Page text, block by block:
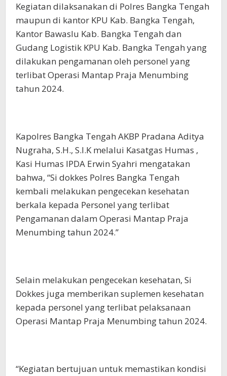
Kegiatan dilaksanakan di Polres Bangka Tengah
maupun di kantor KPU Kab. Bangka Tengah,
Kantor Bawaslu Kab. Bangka Tengah dan
Gudang Logistik KPU Kab. Bangka Tengah yang
dilakukan pengamanan oleh personel yang
terlibat Operasi Mantap Praja Menumbing
tahun 2024.
Kapolres Bangka Tengah AKBP Pradana Aditya
Nugraha, S.H., S.I.K melalui Kasatgas Humas ,
Kasi Humas IPDA Erwin Syahri mengatakan
bahwa, “Si dokkes Polres Bangka Tengah
kembali melakukan pengecekan kesehatan
berkala kepada Personel yang terlibat
Pengamanan dalam Operasi Mantap Praja
Menumbing tahun 2024.”
Selain melakukan pengecekan kesehatan, Si
Dokkes juga memberikan suplemen kesehatan
kepada personel yang terlibat pelaksanaan
Operasi Mantap Praja Menumbing tahun 2024.
“Kegiatan bertujuan untuk memastikan kondisi